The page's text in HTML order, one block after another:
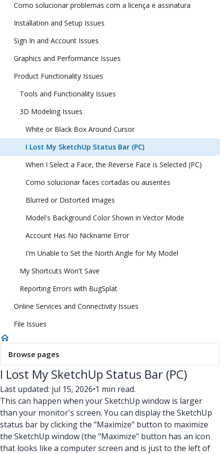
Como solucionar problemas com a licença e assinatura
Installation and Setup Issues
Sign In and Account Issues
Graphics and Performance Issues
Product Functionality Issues
Tools and Functionality Issues
3D Modeling Issues
White or Black Box Around Cursor
I Lost My SketchUp Status Bar (PC)
When I Select a Face, the Reverse Face is Selected (PC)
Como solucionar faces cortadas ou ausentes
Blurred or Distorted Images
Model's Background Color Shown in Vector Mode
Account Has No Nickname Error
I'm Unable to Set the North Angle for My Model
My Shortcuts Won't Save
Reporting Errors with BugSplat
Online Services and Connectivity Issues
File Issues
Browse pages
I Lost My SketchUp Status Bar (PC)
Last updated: jul 15, 2026•1 min read.
This can happen when your SketchUp window is larger
than your monitor's screen. You can display the SketchUp
status bar by clicking the "Maximize" button to maximize
the SketchUp window (the "Maximize" button has an icon
that looks like a computer screen and is just to the left of